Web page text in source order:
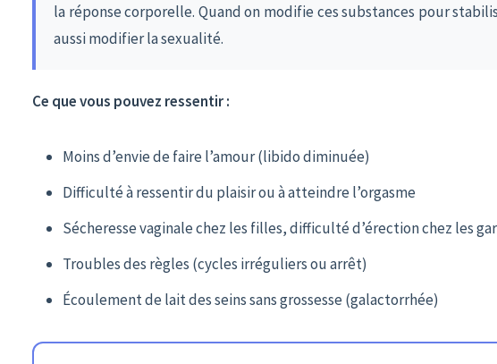
la réponse corporelle. Quand on modifie ces substances pour
aussi modifier la sexualité.
Ce que vous pouvez ressentir :
Moins d’envie de faire l’amour (libido diminuée)
Difficulté à ressentir du plaisir ou à atteindre l’orgasme
Sécheresse vaginale chez les filles, difficulté d’érection chez les
Troubles des règles (cycles irréguliers ou arrêt)
Écoulement de lait des seins sans grossesse (galactorrhée)